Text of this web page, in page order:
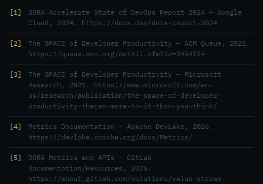
1
DORA Accelerate State of DevOps Report 2024 — Google
Cloud, 2024. https://dora.dev/dora-report-2024
2
The SPACE of Developer Productivity — ACM Queue, 2021.
https://queue.acm.org/detail.cfm?id=3454124
3
The SPACE of Developer Productivity — Microsoft
Research, 2021. https://www.microsoft.com/en-
us/research/publication/the-space-of-developer-
productivity-theres-more-to-it-than-you-think/
4
Metrics Documentation — Apache DevLake, 2026.
https://devlake.apache.org/docs/Metrics/
5
DORA Metrics and APIs — GitLab
Documentation/Resources, 2026.
https://about.gitlab.com/solutions/value-stream-